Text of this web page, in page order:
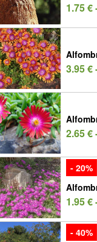
1.75 €
3.95 €
2.65 €
- 20%
1.95 €
- 40%